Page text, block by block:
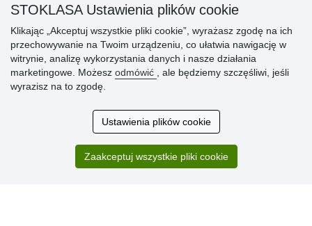
» Zasady przetwarzania danych osobowych
» Sposób dostawy i płatności
» Reklamacje
» Dlaczego należy się zarejestrować?
» Najczęściej zadawane pytania
klientów
STOKLASA Ustawienia plików cookie
Klikając „Akceptuj wszystkie pliki cookie”, wyrażasz zgodę na ich
przechowywanie na Twoim urządzeniu, co ułatwia nawigację w
witrynie, analizę wykorzystania danych i nasze działania
marketingowe. Możesz odmówić
, ale będziemy szczęśliwi, jeśli
wyrazisz na to zgodę.
Ustawienia plików cookie
Zaakceptuj wszystkie pliki cookie